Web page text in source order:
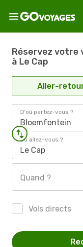
Réservez votre
à Le Cap
Aller-
D'où partez-vous ?
Bloemfontein
Où allez-vous ?
Le Cap
Quand ?
Vols directs